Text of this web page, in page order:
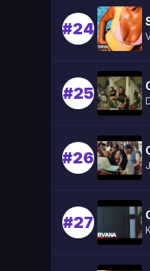
#24
#25
#26
#27